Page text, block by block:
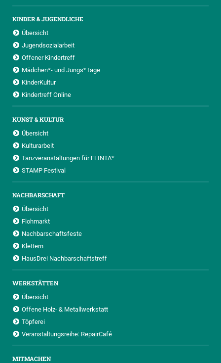
KINDER & JUGENDLICHE
Übersicht
Jugendsozialarbeit
Offener Kindertreff
Mädchen*- und Jungs*Tage
KinderKultur
Kindertreff Online
KUNST & KULTUR
Übersicht
Kulturarbeit
Tanzveranstaltungen für FLINTA*
STAMP Festival
NACHBARSCHAFT
Übersicht
Flohmarkt
Nachbarschaftsfeste
Klettern
HausDrei Nachbarschaftstreff
WERKSTÄTTEN
Übersicht
Offene Holz- & Metallwerkstatt
Töpferei
Veranstaltungsreihe: RepairCafé
MITMACHEN